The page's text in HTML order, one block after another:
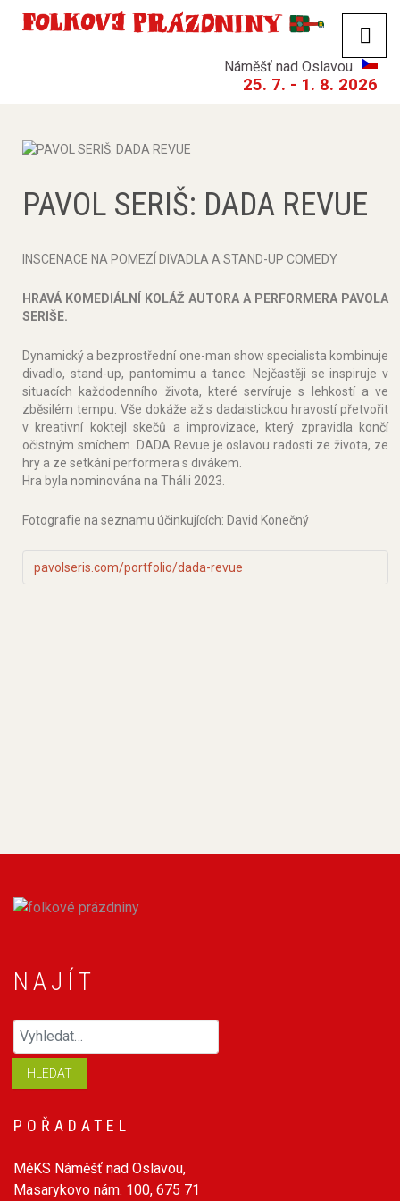
Náměšť nad Oslavou
25. 7. - 1. 8. 2026
PAVOL SERIŠ: DADA REVUE
INSCENACE NA POMEZÍ DIVADLA A STAND-UP COMEDY
HRAVÁ KOMEDIÁLNÍ KOLÁŽ AUTORA A PERFORMERA PAVOLA
SERIŠE.
Dynamický a bezprostřední one-man show specialista kombinuje
divadlo, stand-up, pantomimu a tanec. Nejčastěji se inspiruje v
situacích každodenního života, které servíruje s lehkostí a ve
zběsilém tempu. Vše dokáže až s dadaistickou hravostí přetvořit
v kreativní koktejl skečů a improvizace, který zpravidla končí
očistným smíchem. DADA Revue je oslavou radosti ze života, ze
hry a ze setkání performera s divákem.
Hra byla nominována na Thálii 2023.
Fotografie na seznamu účinkujících: David Konečný
pavolseris.com/portfolio/dada-revue
NAJÍT
HLEDAT
POŘADATEL
MěKS Náměšť nad Oslavou,
Masarykovo nám. 100, 675 71